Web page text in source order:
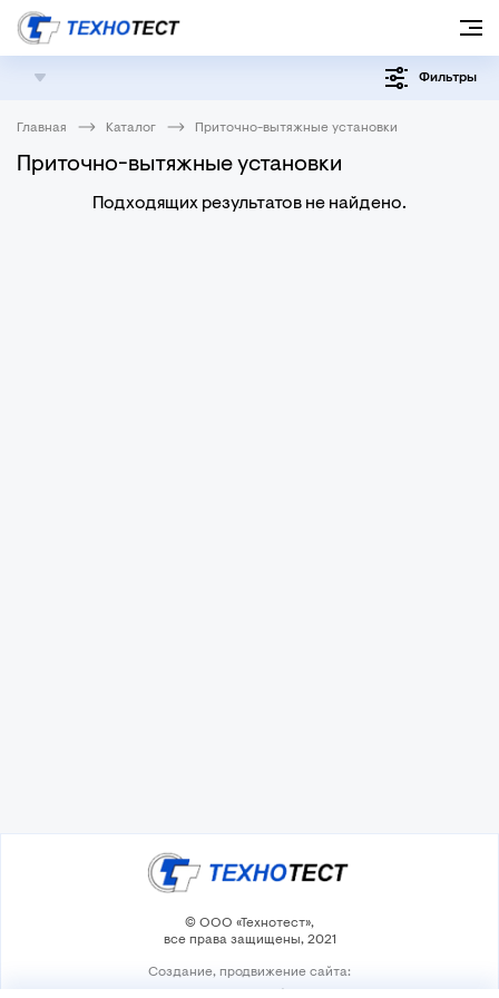
Фильтры
Главная Каталог Приточно-вытяжные установки
Приточно-вытяжные установки
Подходящих результатов не найдено.
© ООО «Технотест»,
все права защищены, 2021
Создание, продвижение сайта: